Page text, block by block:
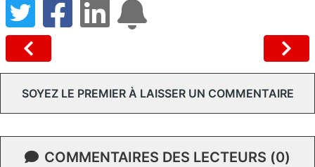
SOYEZ LE PREMIER À LAISSER UN COMMENTAIRE
COMMENTAIRES DES LECTEURS (0)